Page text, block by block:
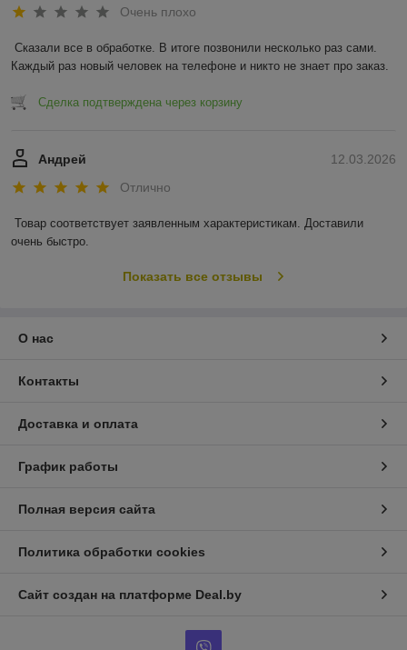
Очень плохо
Сказали все в обработке. В итоге позвонили несколько раз сами.
Каждый раз новый человек на телефоне и никто не знает про заказ.
Сделка подтверждена через корзину
12.03.2026
Андрей
Отлично
Товар соответствует заявленным характеристикам. Доставили
очень быстро.
Показать все отзывы
О нас
Контакты
Доставка и оплата
График работы
Полная версия сайта
Политика обработки cookies
Сайт создан на платформе Deal.by